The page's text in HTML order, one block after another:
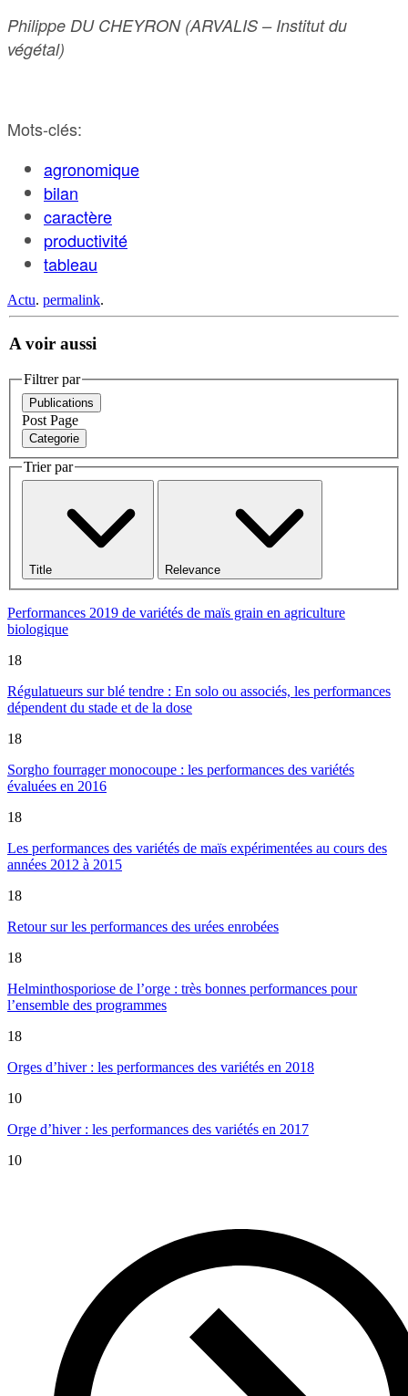
Philippe DU CHEYRON (ARVALIS – Institut du
végétal)
Mots-clés:
agronomique
bilan
caractère
productivité
tableau
Actu. permalink.
A voir aussi
Filtrer par
Publications
Post Page
Categorie
Trier par
Title Relevance
Performances 2019 de variétés de maïs grain en agriculture
biologique
18
Régulatueurs sur blé tendre : En solo ou associés, les performances
dépendent du stade et de la dose
18
Sorgho fourrager monocoupe : les performances des variétés
évaluées en 2016
18
Les performances des variétés de maïs expérimentées au cours des
années 2012 à 2015
18
Retour sur les performances des urées enrobées
18
Helminthosporiose de l’orge : très bonnes performances pour
l’ensemble des programmes
18
Orges d’hiver : les performances des variétés en 2018
10
Orge d’hiver : les performances des variétés en 2017
10